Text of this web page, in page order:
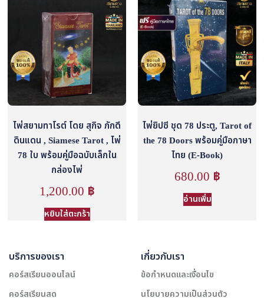
ไพ่สยามทาโรต์ โดย สุกิจ ภักดี
ดินแดน , Siamese Tarot , ไพ่
78 ใบ พร้อมคู่มือฉบับเล็กใน
กล่องไพ่
1,200.00 ฿
หยิบใส่ตะกร้า
ไพ่ยิปซี ชุด 78 ประตู, Tarot of
the 78 Doors พร้อมคู่มือภาษา
ไทย (E-Book)
680.00 ฿
อ่านเพิ่ม
บริการของเรา
คอร์สเรียนออนไลน์
คอร์สเรียนสด
เกี่ยวกับเรา
ข้อกำหนดและเงื่อนไข
นโยบายความเป็นส่วนตัว